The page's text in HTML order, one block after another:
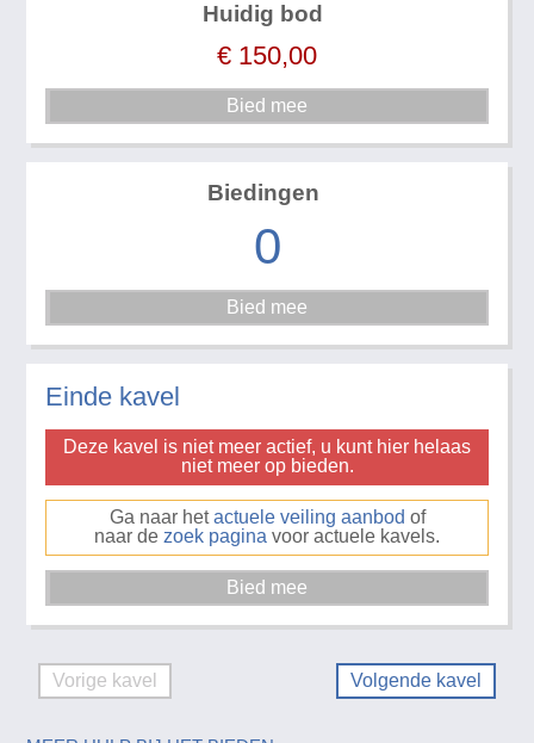
Huidig bod
€ 150,00
Biedingen
0
Einde kavel
Deze kavel is niet meer actief, u kunt hier helaas
niet meer op bieden.
Ga naar hetactuele veiling aanbod of
naar de zoek pagina voor actuele kavels.
Vorige kavel Volgende kavel